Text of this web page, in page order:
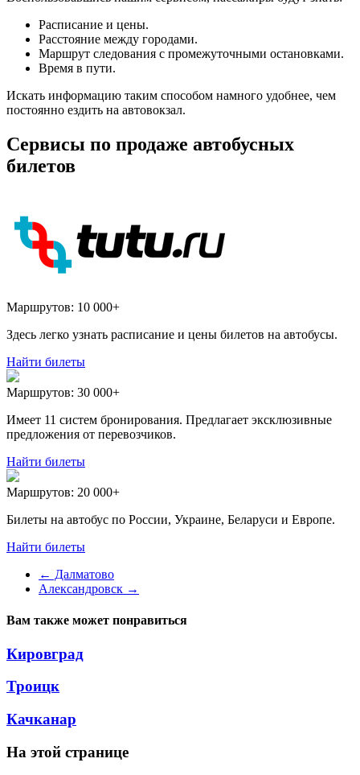
Расписание и цены.
Расстояние между городами.
Маршрут следования с промежуточными остановками.
Время в пути.
Искать информацию таким способом намного удобнее, чем
постоянно ездить на автовокзал.
Сервисы по продаже автобусных
билетов
Маршрутов: 10 000+
Здесь легко узнать расписание и цены билетов на автобусы.
Найти билеты
Маршрутов: 30 000+
Имеет 11 систем бронирования. Предлагает эксклюзивные
предложения от перевозчиков.
Найти билеты
Маршрутов: 20 000+
Билеты на автобус по России, Украине, Беларуси и Европе.
Найти билеты
← Далматово
Александровск →
Вам также может понравиться
Кировград
Троицк
Качканар
На этой странице